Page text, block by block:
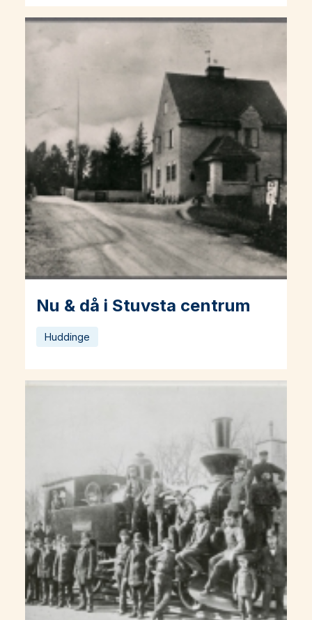
Nu & då i Stuvsta centrum
Läs mer om Nu & då i Stuvsta centrum
Huddinge